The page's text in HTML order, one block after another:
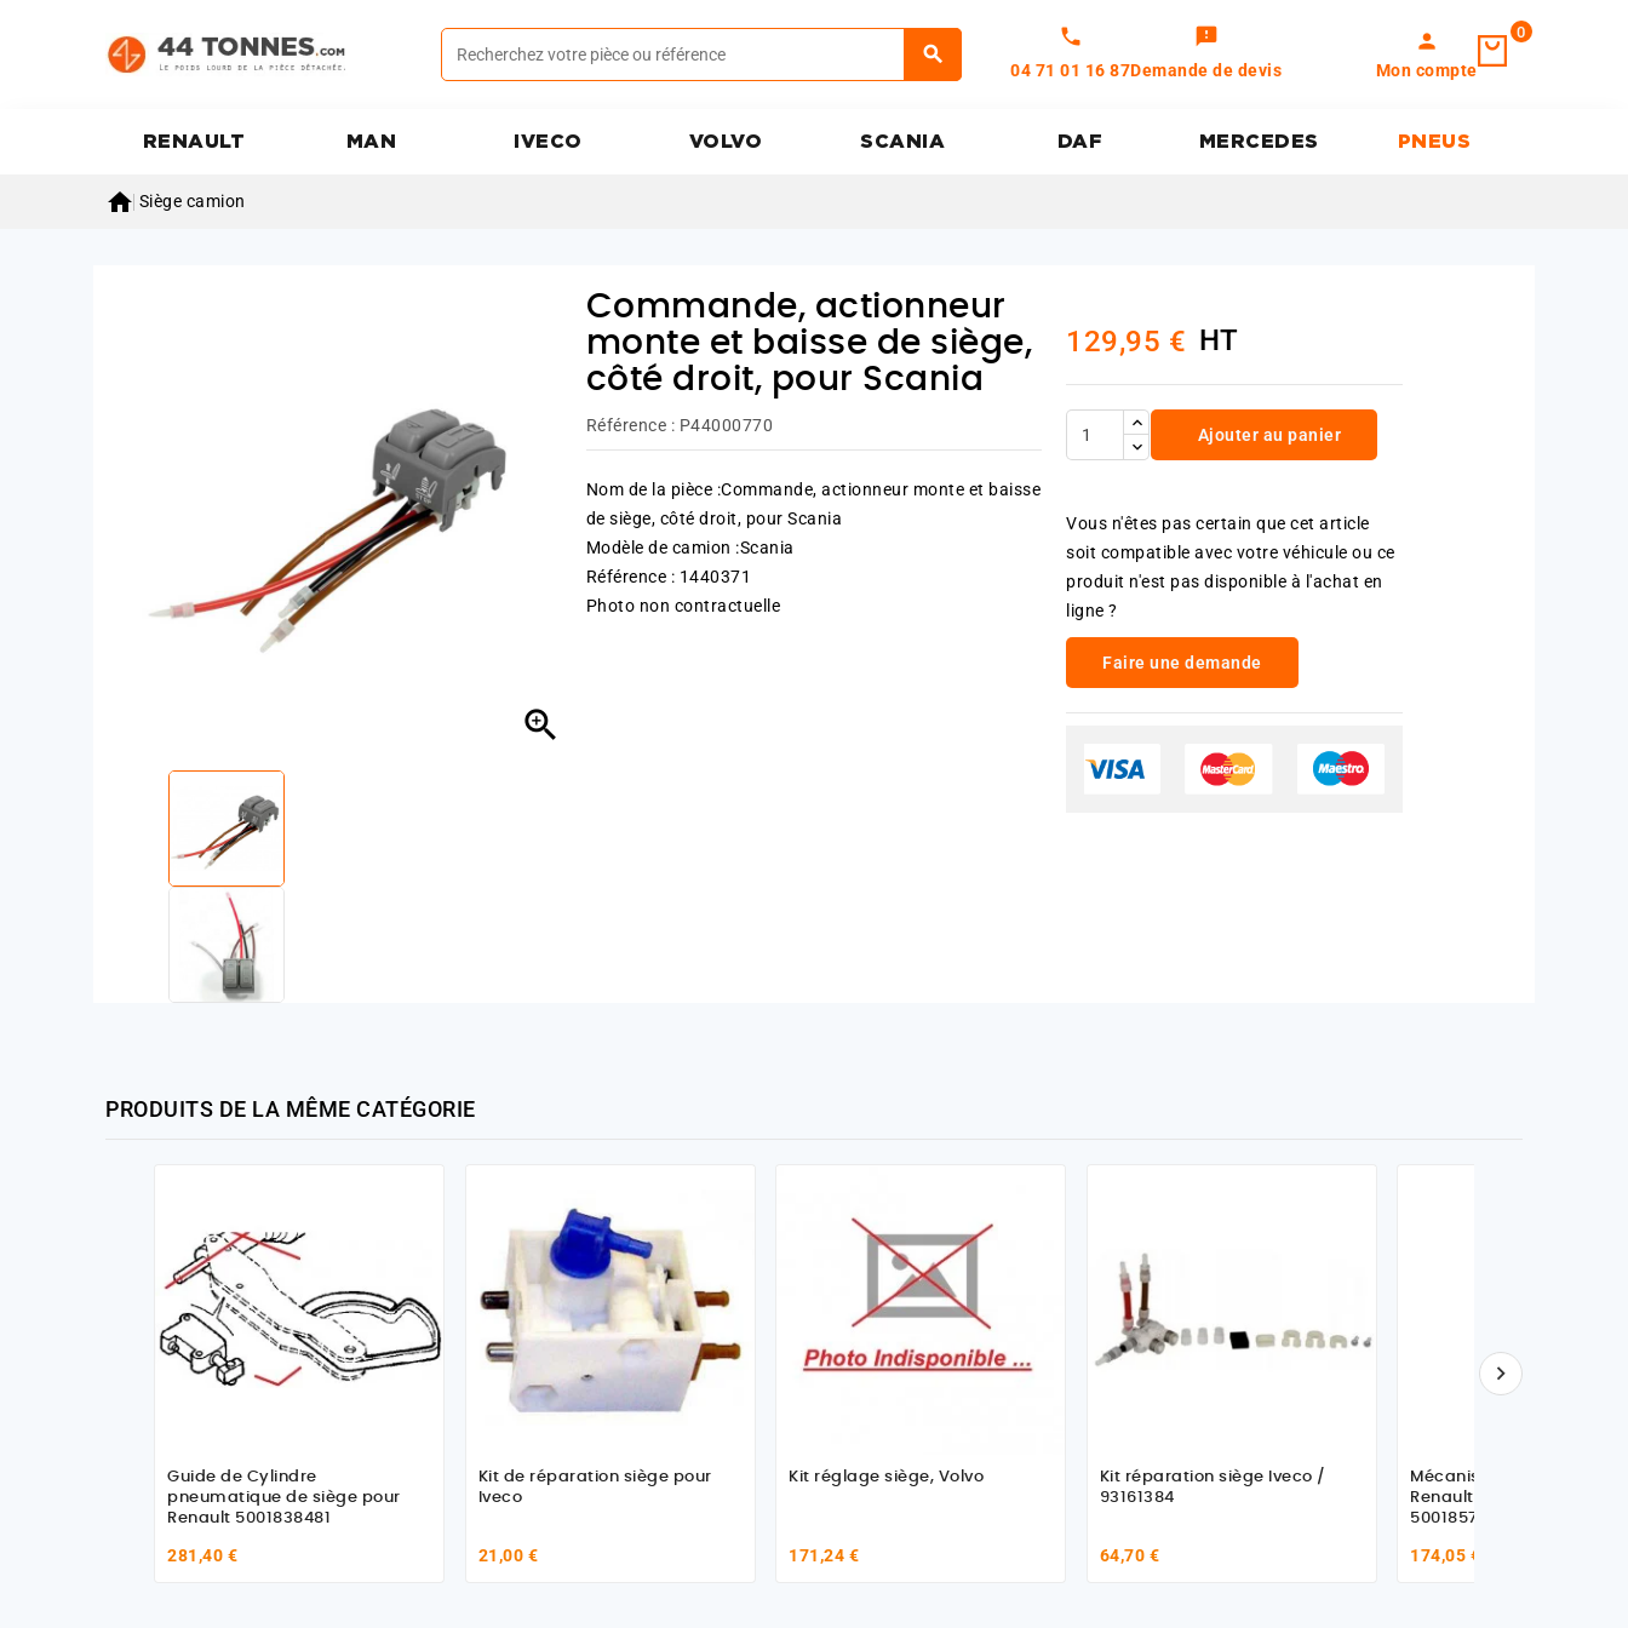
call
04 71 01 16 87
feedback
Demande de devis
person
Mon compte
0
RENAULT MAN IVECO VOLVO SCANIA DAF MERCEDES PNEUS
 Siège camion

Commande, actionneur
monte et baisse de siège,
côté droit, pour Scania
Référence : P44000770
Nom de la pièce :Commande, actionneur monte et baisse
de siège, côté droit, pour Scania
Modèle de camion :Scania
Référence : 1440371
Photo non contractuelle
129,95 € HT
Ajouter au panier
Vous n'êtes pas certain que cet article
soit compatible avec votre véhicule ou ce
produit n'est pas disponible à l'achat en
ligne ?
Faire une demande
PRODUITS DE LA MÊME CATÉGORIE
Guide de Cylindre
pneumatique de siège pour
Renault 5001838481
281,40 €
Kit de réparation siège pour
Iveco
21,00 €
Kit réglage siège, Volvo
171,24 €
Kit réparation siège Iveco /
93161384
64,70 €
Mécanisme de réglage pour
Renault Trucks Kerax
5001857869
174,05 €
